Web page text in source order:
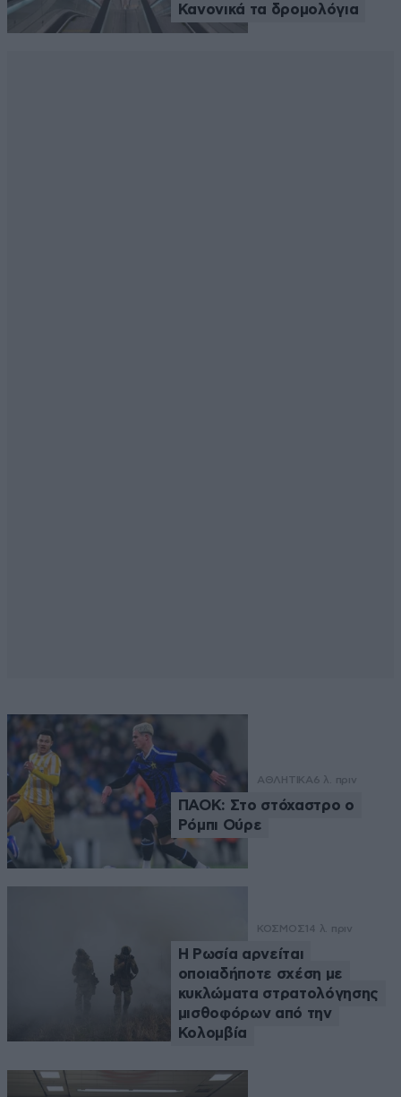
Κανονικά τα δρομολόγια
ΑΘΛΗΤΙΚΑ6 λ. πριν
ΠΑΟΚ: Στο στόχαστρο ο
Ρόμπι Ούρε
ΚΟΣΜΟΣ 14 λ. πριν
Η Ρωσία αρνείται
οποιαδήποτε σχέση με
κυκλώματα στρατολόγησης
μισθοφόρων από την
Κολομβία